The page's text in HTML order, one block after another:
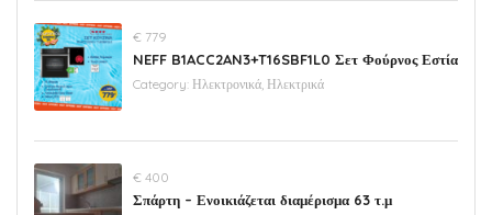
€ 779
NEFF B1ACC2AN3+T16SBF1L0 Σετ Φούρνος Εστία
Category: Ηλεκτρονικά, Ηλεκτρικά
€ 400
Σπάρτη – Ενοικιάζεται διαμέρισμα 63 τ.μ